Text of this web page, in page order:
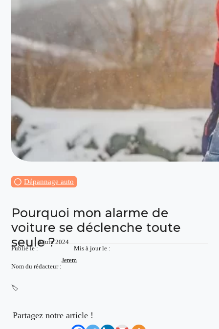
Dépannage auto
Pourquoi mon alarme de
voiture se déclenche toute
seule ?
Publié le :
5 juin 2024
Mis à jour le :
Nom du rédacteur :
Jerem
🏷️
Partagez notre article !